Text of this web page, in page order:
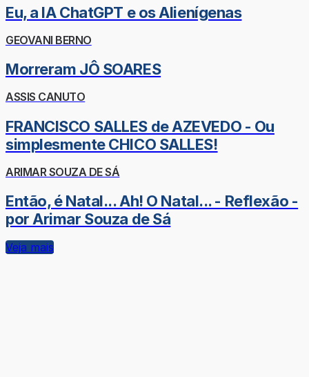
Eu, a IA ChatGPT e os Alienígenas
GEOVANI BERNO
Morreram JÔ SOARES
ASSIS CANUTO
FRANCISCO SALLES de AZEVEDO - Ou
simplesmente CHICO SALLES!
ARIMAR SOUZA DE SÁ
Então, é Natal... Ah! O Natal... - Reflexão -
por Arimar Souza de Sá
Veja mais